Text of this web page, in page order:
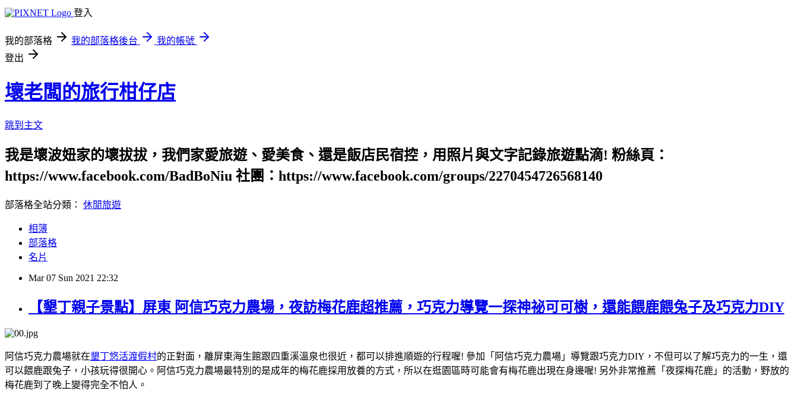
登入
我的部落格 我的部落格後台
我的帳號
登出
壞老闆的旅行柑仔店
跳到主文
我是壞波妞家的壞拔拔，我們家愛旅遊、愛美食、還是飯店民宿控，用照片與文字記錄旅遊點滴! 粉絲頁：
https://www.facebook.com/BadBoNiu 社團：https://www.facebook.com/groups/2270454726568140
部落格全站分類： 休閒旅遊
相簿
部落格
名片
Mar 07 Sun 2021 22:32
【墾丁親子景點】屏東 阿信巧克力農場，夜訪梅花鹿超推薦，巧克力導覽一探神祕可可樹，還能餵鹿餵兔子及巧克力DIY
阿信巧克力農場就在墾丁悠活渡假村的正對面，離屏東海生館跟四重溪溫泉也很近，都可以排進順遊的行程喔! 參加「阿信巧克力農場」導覽跟巧克力DIY，不但可以了解巧克力的一生，還
可以餵鹿跟兔子，小孩玩得很開心。阿信巧克力農場最特別的是成年的梅花鹿採用放養的方式，所以在逛園區時可能會有梅花鹿出現在身邊喔! 另外非常推薦「夜探梅花鹿」的活動，野放的
梅花鹿到了晚上變得完全不怕人。